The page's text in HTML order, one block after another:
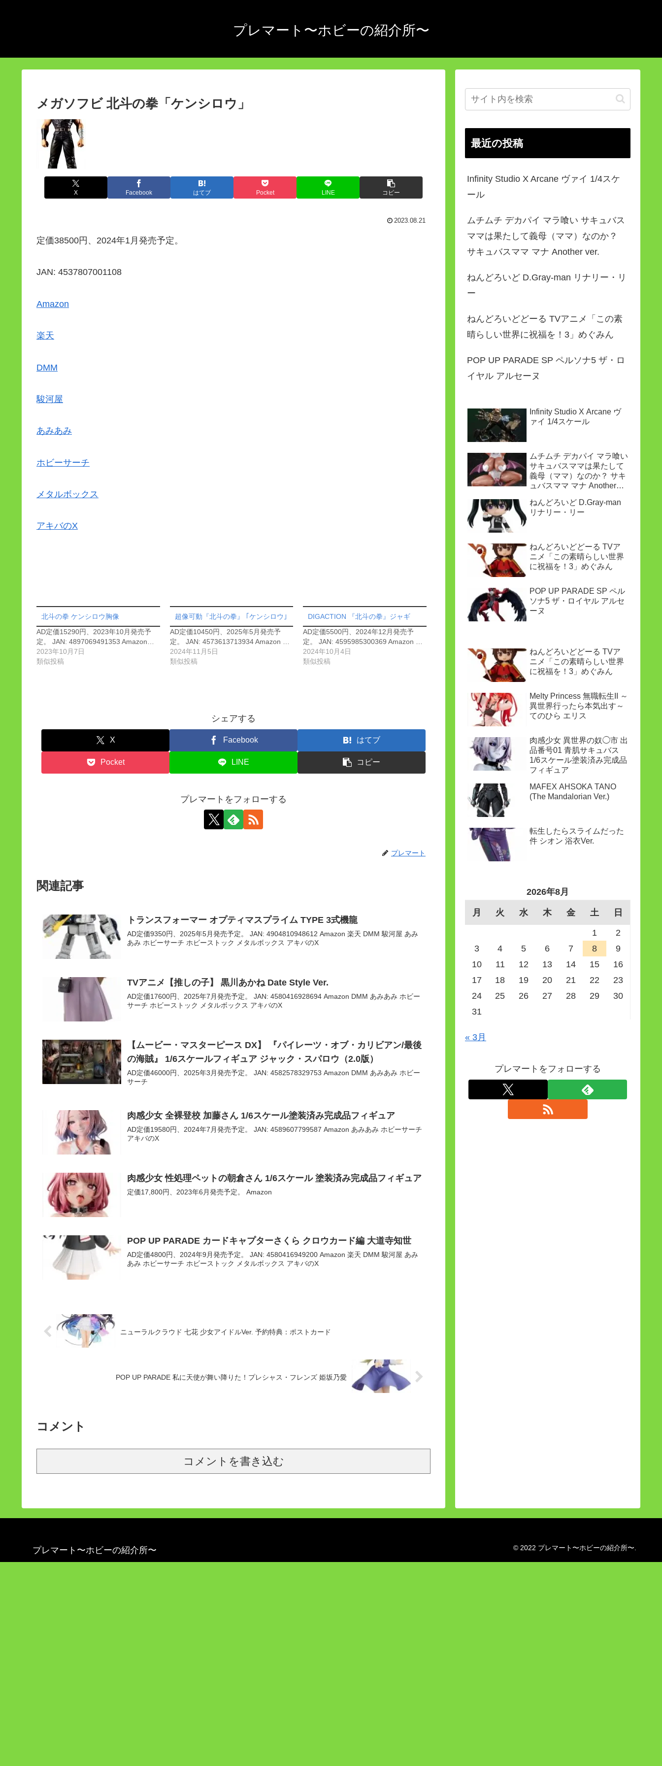
プレマート〜ホビーの紹介所〜
メガソフビ 北斗の拳「ケンシロウ」
X Facebook はてブ Pocket LINE コピー
2023.08.21
定価38500円、2024年1月発売予定。
JAN: 4537807001108
Amazon
楽天
DMM
駿河屋
あみあみ
ホビーサーチ
メタルボックス
アキバのX
北斗の拳 ケンシロウ胸像
AD定価15290円、2023年10月発売予
定。 JAN: 4897069491353 Amazon…
2023年10月7日
類似投稿
超像可動『北斗の拳』 ｢ケンシロウ｣
AD定価10450円、2025年5月発売予
定。 JAN: 4573613713934 Amazon …
2024年11月5日
類似投稿
DIGACTION 『北斗の拳』ジャギ
AD定価5500円、2024年12月発売予
定。 JAN: 4595985300369 Amazon …
2024年10月4日
類似投稿
シェアする
X Facebook はてブ
Pocket LINE コピー
プレマートをフォローする
プレマート
関連記事
トランスフォーマー オプティマスプライム TYPE 3式機龍
AD定価9350円、2025年5月発売予定。 JAN: 4904810948612 Amazon 楽天 DMM 駿河屋 あみ
あみ ホビーサーチ ホビーストック メタルボックス アキバのX
TVアニメ【推しの子】 黒川あかね Date Style Ver.
AD定価17600円、2025年7月発売予定。 JAN: 4580416928694 Amazon DMM あみあみ ホビー
サーチ ホビーストック メタルボックス アキバのX
【ムービー・マスターピース DX】 『パイレーツ・オブ・カリビアン/最後
の海賊』 1/6スケールフィギュア ジャック・スパロウ（2.0版）
AD定価46000円、2025年3月発売予定。 JAN: 4582578329753 Amazon DMM あみあみ ホビー
サーチ
肉感少女 全裸登校 加藤さん 1/6スケール塗装済み完成品フィギュア
AD定価19580円、2024年7月発売予定。 JAN: 4589607799587 Amazon あみあみ ホビーサーチ
アキバのX
肉感少女 性処理ペットの朝倉さん 1/6スケール 塗装済み完成品フィギュア
定価17,800円、2023年6月発売予定。 Amazon
POP UP PARADE カードキャプターさくら クロウカード編 大道寺知世
AD定価4800円、2024年9月発売予定。 JAN: 4580416949200 Amazon 楽天 DMM 駿河屋 あみ
あみ ホビーサーチ ホビーストック メタルボックス アキバのX
ニューラルクラウド 七花 少女アイドルVer. 予約特典：ポストカード
POP UP PARADE 私に天使が舞い降りた！プレシャス・フレンズ 姫坂乃愛
コメント
コメントを書き込む
最近の投稿
Infinity Studio X Arcane ヴァイ 1/4スケ
ール
ムチムチ デカパイ マラ喰い サキュバス
ママは果たして義母（ママ）なのか？
サキュバスママ マナ Another ver.
ねんどろいど D.Gray-man リナリー・リ
ー
ねんどろいどどーる TVアニメ「この素
晴らしい世界に祝福を！3」めぐみん
POP UP PARADE SP ペルソナ5 ザ・ロ
イヤル アルセーヌ
Infinity Studio X Arcane ヴ
ァイ 1/4スケール
ムチムチ デカパイ マラ喰い
サキュバスママは果たして
義母（ママ）なのか？ サキ
ュバスママ マナ Another
ねんどろいど D.Gray-man
リナリー・リー
ねんどろいどどーる TVア
ニメ「この素晴らしい世界
に祝福を！3」めぐみん
POP UP PARADE SP ペル
ソナ5 ザ・ロイヤル アルセ
ーヌ
ねんどろいどどーる TVア
ニメ「この素晴らしい世界
に祝福を！3」めぐみん
Melty Princess 無職転生II ～
異世界行ったら本気出す～
てのひら エリス
肉感少女 異世界の奴◯市 出
品番号01 青肌サキュバス
1/6スケール塗装済み完成品
フィギュア
MAFEX AHSOKA TANO
(The Mandalorian Ver.)
転生したらスライムだった
件 シオン 浴衣Ver.
2026年8月
月 火 水 木 金 土 日
1
2
3
4 5 6 7 8
9
10
11 12 13 14 15
16
17
18 19 20 21 22
23
24
25 26 27 28 29
30
31
« 3月
プレマートをフォローする
プレマート〜ホビーの紹介所〜 © 2022 プレマート〜ホビーの紹介所〜.